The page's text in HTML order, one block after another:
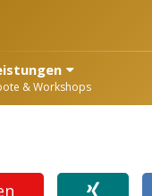
& Workshops